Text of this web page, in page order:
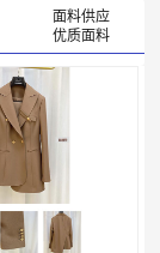
面料供应
优质面料